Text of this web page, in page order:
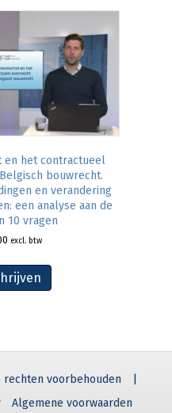
en het contractueel
bouwrecht.
en verandering
een analyse aan de
10 vragen
excl. btw
voorbehouden
Algemene voorwaarden